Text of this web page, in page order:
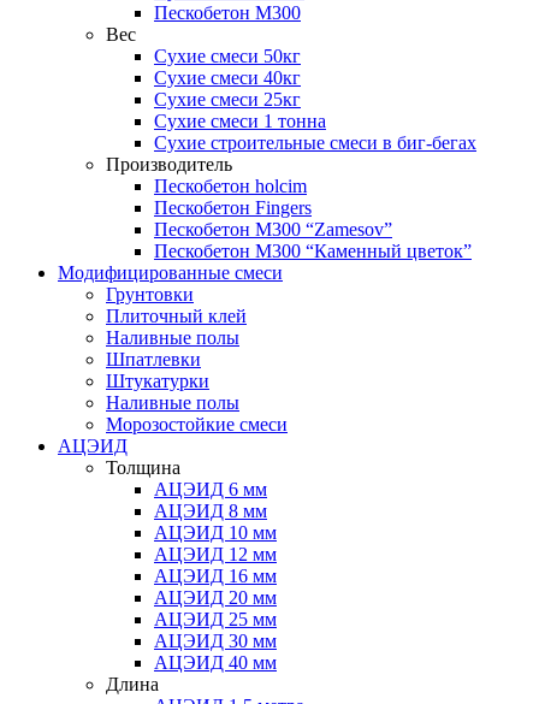
Пескобетон М300
Вес
Сухие смеси 50кг
Сухие смеси 40кг
Сухие смеси 25кг
Сухие смеси 1 тонна
Сухие строительные смеси в биг-бегах
Производитель
Пескобетон holcim
Пескобетон Fingers
Пескобетон М300 “Zamesov”
Пескобетон М300 “Каменный цветок”
Модифицированные смеси
Грунтовки
Плиточный клей
Наливные полы
Шпатлевки
Штукатурки
Наливные полы
Морозостойкие смеси
АЦЭИД
Толщина
АЦЭИД 6 мм
АЦЭИД 8 мм
АЦЭИД 10 мм
АЦЭИД 12 мм
АЦЭИД 16 мм
АЦЭИД 20 мм
АЦЭИД 25 мм
АЦЭИД 30 мм
АЦЭИД 40 мм
Длина